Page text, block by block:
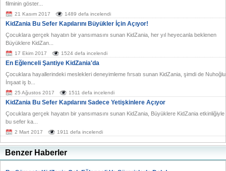
filminin göster...
21 Kasım 2017 1489 defa incelendi
KidZania Bu Sefer Kapılarını Büyükler İçin Açıyor!
Çocuklara gerçek hayatın bir yansımasını sunan KidZania, her yıl heyecanla beklenen
Büyüklere KidZan...
17 Ekim 2017 1524 defa incelendi
En Eğlenceli Şantiye KidZania'da
Çocuklara hayallerindeki meslekleri deneyimleme fırsatı sunan KidZania, şimdi de Nuhoğlu
İnşaat iş b...
25 Ağustos 2017 1511 defa incelendi
KidZania Bu Sefer Kapılarını Sadece Yetişkinlere Açıyor
Çocuklara gerçek hayatın bir yansımasını sunan KidZania, Büyüklere KidZania etkinliğiyle
bu sefer ka...
2 Mart 2017 1911 defa incelendi
Benzer Haberler